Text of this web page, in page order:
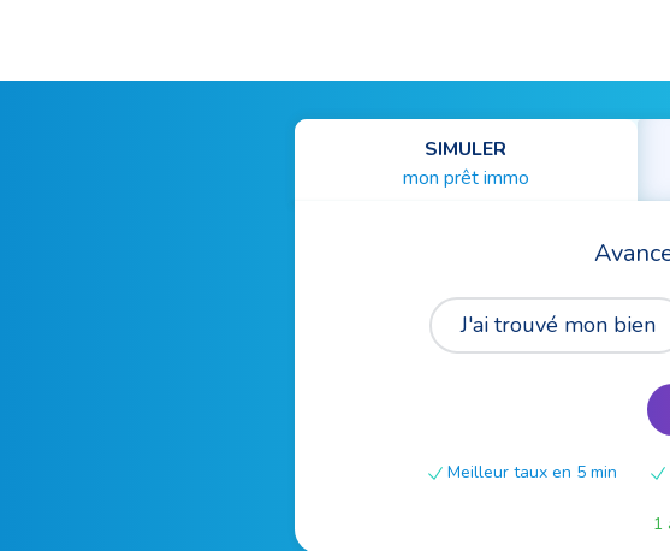
SIMULER
mon prêt immo
J'ai trouvé mon bien
Meilleur taux en 5 min
1